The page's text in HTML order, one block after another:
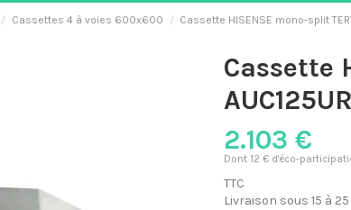
Cassettes 4 à voies 600x600 Cassette HISENSE mono-split
Cassette
2.103 €
Dont 12 € d'éco-
TTC
Livraison sous 15 à